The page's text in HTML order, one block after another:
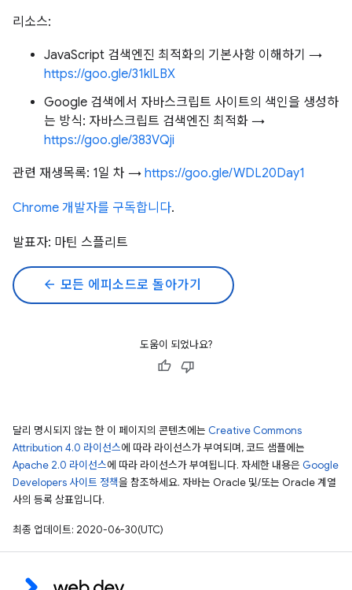
리소스:
JavaScript 검색엔진 최적화의 기본사항 이해하기 →
https://goo.gle/31klLBX
Google 검색에서 자바스크립트 사이트의 색인을 생성하
는 방식: 자바스크립트 검색엔진 최적화 →
https://goo.gle/383VQji
관련 재생목록: 1일 차 → https://goo.gle/WDL20Day1
Chrome 개발자를 구독합니다.
발표자: 마틴 스플리트
arrow_back 모든 에피소드로 돌아가기
도움이 되었나요?
달리 명시되지 않는 한 이 페이지의 콘텐츠에는 Creative Commons
Attribution 4.0 라이선스에 따라 라이선스가 부여되며, 코드 샘플에는
Apache 2.0 라이선스에 따라 라이선스가 부여됩니다. 자세한 내용은 Google
Developers 사이트 정책을 참조하세요. 자바는 Oracle 및/또는 Oracle 계열
사의 등록 상표입니다.
최종 업데이트: 2020-06-30(UTC)